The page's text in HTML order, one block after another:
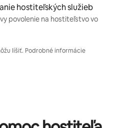
hostiteľských služieb
povolenie na hostiteľstvo vo
líšiť. Podrobné informácie